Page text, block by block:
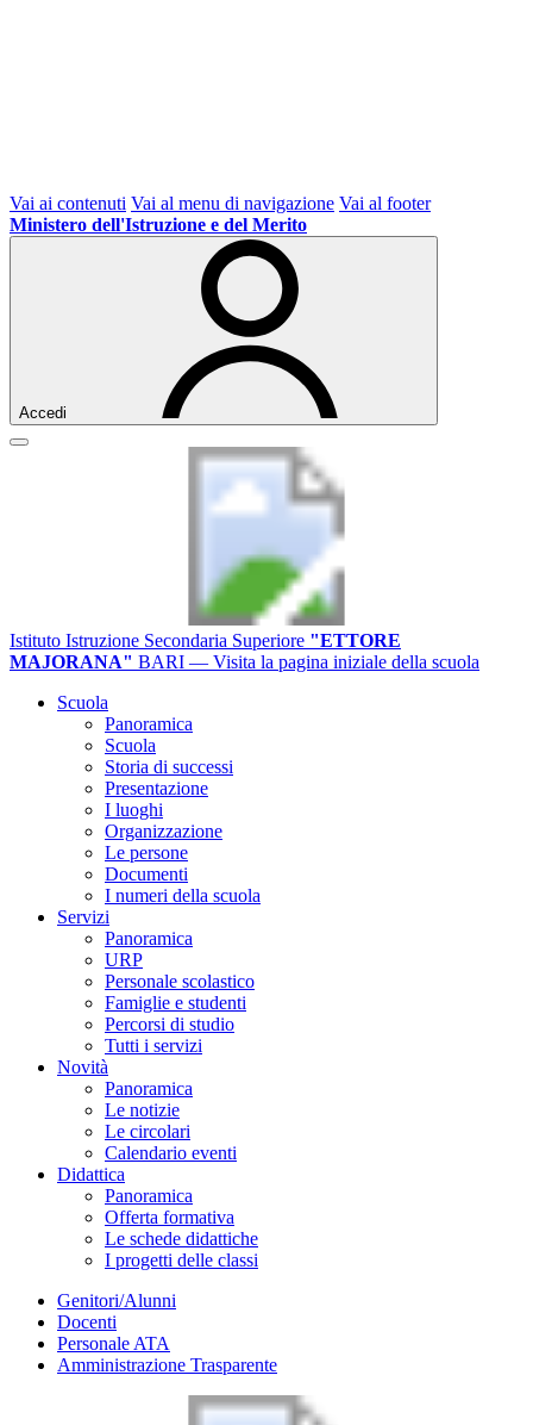
Vai ai contenuti Vai al menu di navigazione Vai al footer
Ministero dell'Istruzione e del Merito
Accedi
Istituto Istruzione Secondaria Superiore "ETTORE
MAJORANA" BARI — Visita la pagina iniziale della scuola
Scuola
Panoramica
Scuola
Storia di successi
Presentazione
I luoghi
Organizzazione
Le persone
Documenti
I numeri della scuola
Servizi
Panoramica
URP
Personale scolastico
Famiglie e studenti
Percorsi di studio
Tutti i servizi
Novità
Panoramica
Le notizie
Le circolari
Calendario eventi
Didattica
Panoramica
Offerta formativa
Le schede didattiche
I progetti delle classi
Genitori/Alunni
Docenti
Personale ATA
Amministrazione Trasparente